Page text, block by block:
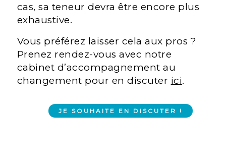
cas, sa teneur devra être encore plus
exhaustive.
Vous préférez laisser cela aux pros ?
Prenez rendez-vous avec notre
cabinet d’accompagnement au
changement pour en discuter ici.
JE SOUHAITE EN DISCUTER !